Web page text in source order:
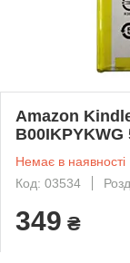
Amazon
B00IKPYKWG
Немає в наявності
Код: 03534
349 ₴